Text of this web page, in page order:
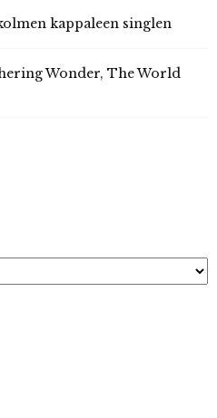
kappaleen singlen
Wonder, The World